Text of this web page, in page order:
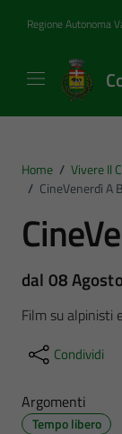
Regione Autonoma
Home / Vivere Il
/ CineVenerdì A
dal 08
Film su alpinisti
Condividi
Argomenti
Tempo libero